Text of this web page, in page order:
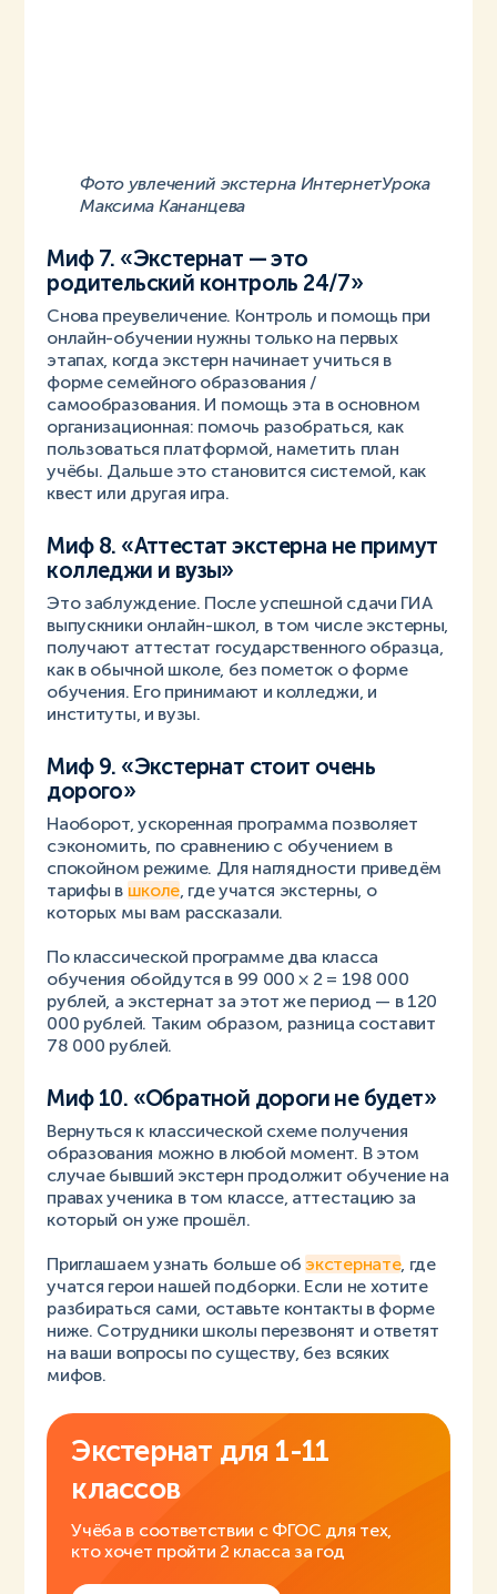
Фото увлечений экстерна ИнтернетУрока
Максима Кананцева
Миф 7. «Экстернат — это
родительский контроль 24/7»
Снова преувеличение. Контроль и помощь при
онлайн-обучении нужны только на первых
этапах, когда экстерн начинает учиться в
форме семейного образования /
самообразования. И помощь эта в основном
организационная: помочь разобраться, как
пользоваться платформой, наметить план
учёбы. Дальше это становится системой, как
квест или другая игра.
Миф 8. «Аттестат экстерна не примут
колледжи и вузы»
Это заблуждение. После успешной сдачи ГИА
выпускники онлайн-школ, в том числе экстерны,
получают аттестат государственного образца,
как в обычной школе, без пометок о форме
обучения. Его принимают и колледжи, и
институты, и вузы.
Миф 9. «Экстернат стоит очень
дорого»
Наоборот, ускоренная программа позволяет
сэкономить, по сравнению с обучением в
спокойном режиме. Для наглядности приведём
тарифы в школе, где учатся экстерны, о
которых мы вам рассказали.
По классической программе два класса
обучения обойдутся в 99 000 × 2 = 198 000
рублей, а экстернат за этот же период — в 120
000 рублей. Таким образом, разница составит
78 000 рублей.
Миф 10. «Обратной дороги не будет»
Вернуться к классической схеме получения
образования можно в любой момент. В этом
случае бывший экстерн продолжит обучение на
правах ученика в том классе, аттестацию за
который он уже прошёл.
Приглашаем узнать больше об экстернате, где
учатся герои нашей подборки. Если не хотите
разбираться сами, оставьте контакты в форме
ниже. Сотрудники школы перезвонят и ответят
на ваши вопросы по существу, без всяких
мифов.
Экстернат для 1-11
классов
Учёба в соответствии с ФГОС для тех,
кто хочет пройти 2 класса за год